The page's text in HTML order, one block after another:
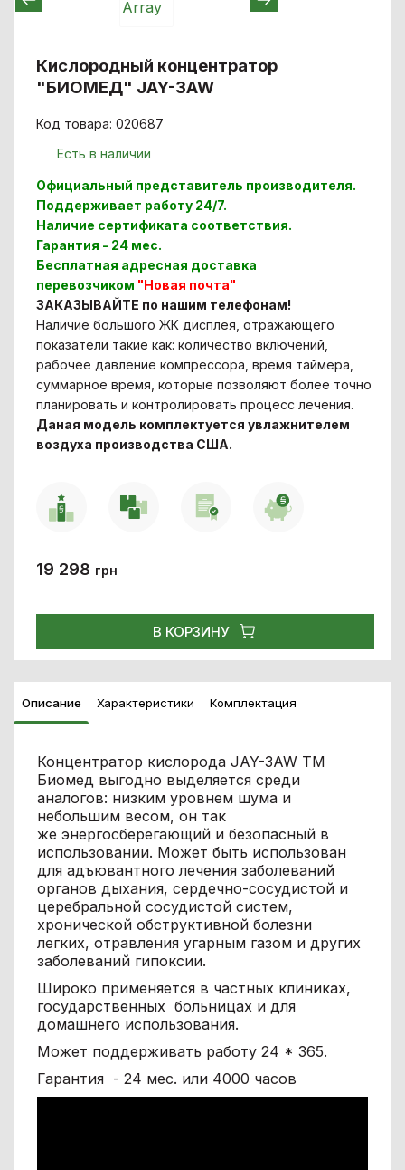
Кислородный концентратор
"БИОМЕД" JAY-3AW
Код товара: 020687
Есть в наличии
Официальный представитель производителя.
Поддерживает работу 24/7.
Наличие сертификата соответствия.
Гарантия - 24 мес.
Бесплатная адресная доставка
перевозчиком "Новая почта"
ЗАКАЗЫВАЙТЕ по нашим телефонам!
Наличие большого ЖК дисплея, отражающего
показатели такие как: количество включений,
рабочее давление компрессора, время таймера,
суммарное время, которые позволяют более точно
планировать и контролировать процесс лечения.
Даная модель комплектуется увлажнителем
воздуха производства США.
19 298 грн
В КОРЗИНУ
Описание Характеристики Комплектация
Концентратор кислорода JAY-3AWТМ
Биомед выгодно выделяется среди
аналогов: низким уровнем шума и
небольшим весом, он так
же энергосберегающий и безопасный в
использовании. Может быть использован
для адъювантного лечения заболеваний
органов дыхания, сердечно-сосудистой и
церебральной сосудистой систем,
хронической обструктивной болезни
легких, отравления угарным газом и других
заболеваний гипоксии.
Широко применяется в частных клиниках,
государственных больницах и для
домашнего использования.
Может поддерживать работу 24 * 365.
Гарантия - 24 мес. или 4000 часов